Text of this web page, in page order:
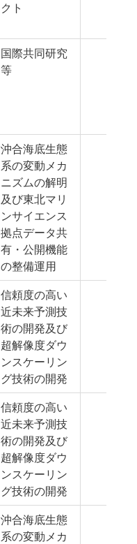
クト
国際共同研究
等
沖合海底生態
系の変動メカ
ニズムの解明
及び東北マリ
ンサイエンス
拠点データ共
有・公開機能
の整備運用
信頼度の高い
近未来予測技
術の開発及び
超解像度ダウ
ンスケーリン
グ技術の開発
信頼度の高い
近未来予測技
術の開発及び
超解像度ダウ
ンスケーリン
グ技術の開発
沖合海底生態
系の変動メカ